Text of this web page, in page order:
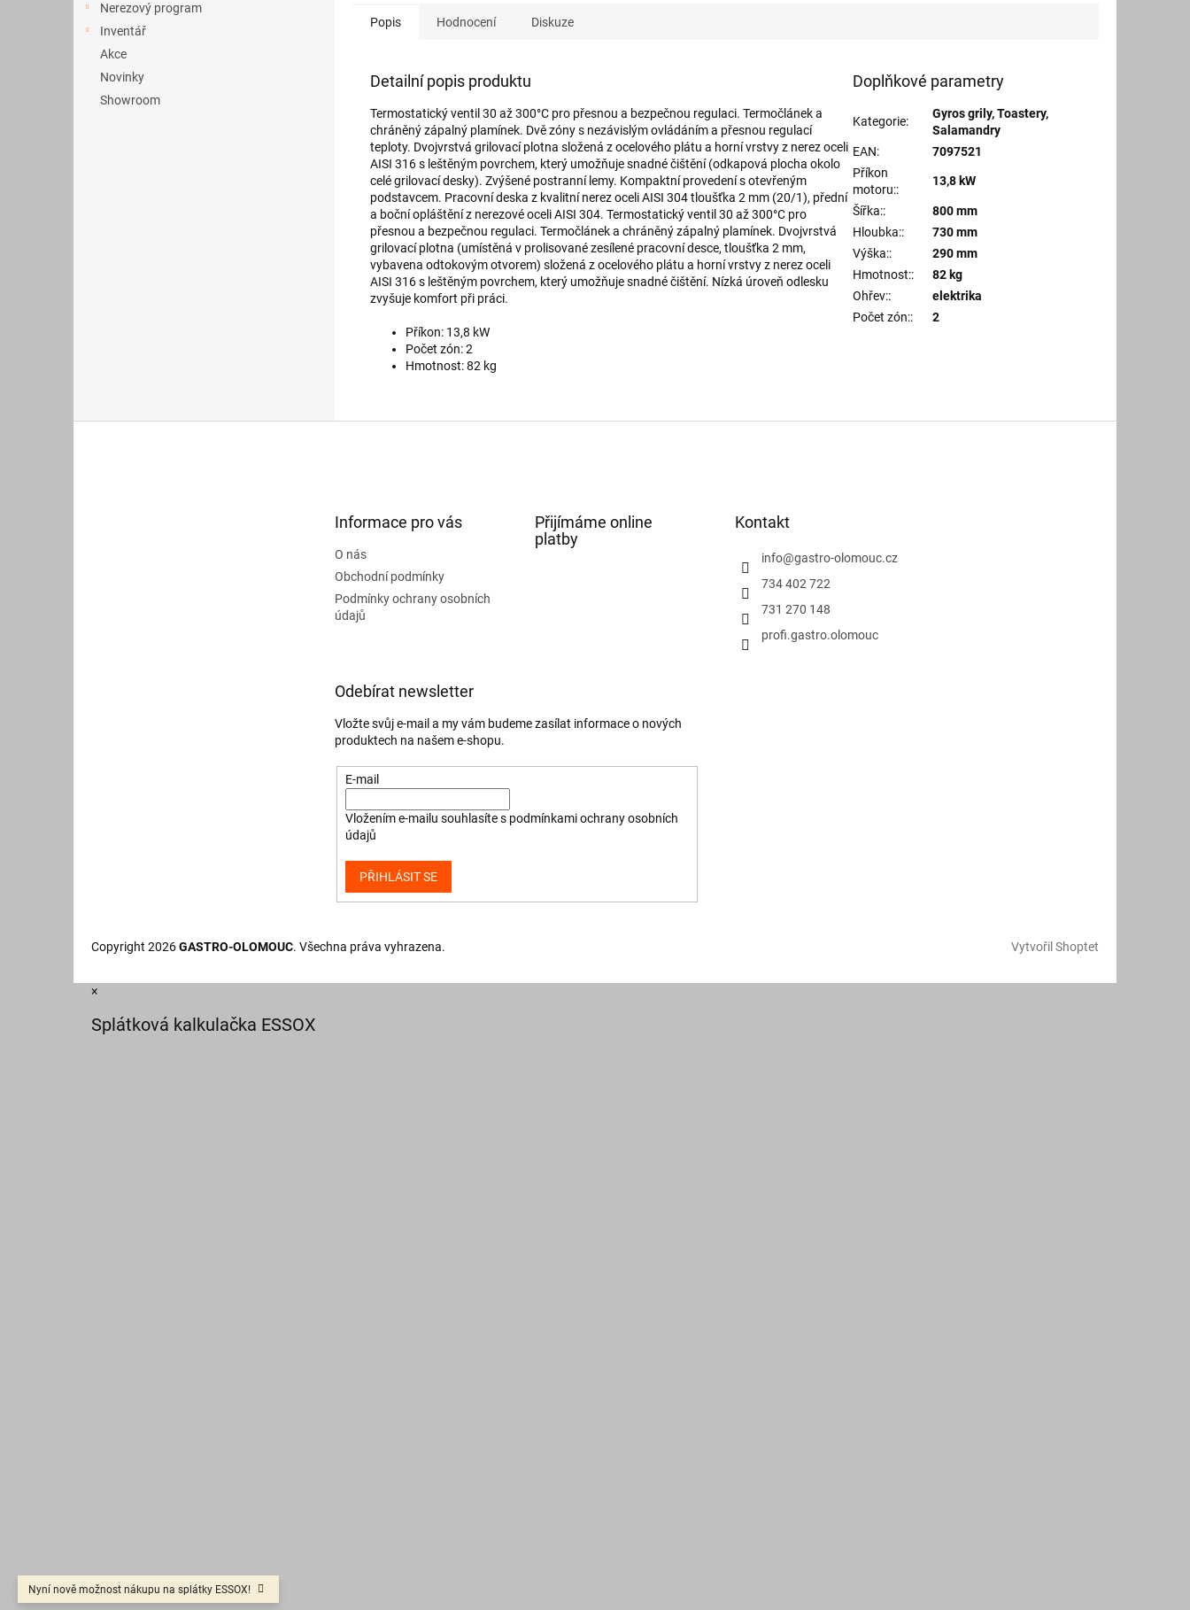
Nyní nově možnost nákupu na splátky ESSOX!
Nerezový program
Inventář
Akce
Novinky
Showroom
Popis Hodnocení Diskuze
Detailní popis produktu
Termostatický ventil 30 až 300°C pro přesnou a bezpečnou regulaci. Termočlánek a
chráněný zápalný plamínek. Dvě zóny s nezávislým ovládáním a přesnou regulací
teploty. Dvojvrstvá grilovací plotna složená z ocelového plátu a horní vrstvy z nerez oceli
AISI 316 s leštěným povrchem, který umožňuje snadné čištění (odkapová plocha okolo
celé grilovací desky). Zvýšené postranní lemy. Kompaktní provedení s otevřeným
podstavcem. Pracovní deska z kvalitní nerez oceli AISI 304 tloušťka 2 mm (20/1), přední
a boční opláštění z nerezové oceli AISI 304. Termostatický ventil 30 až 300°C pro
přesnou a bezpečnou regulaci. Termočlánek a chráněný zápalný plamínek. Dvojvrstvá
grilovací plotna (umístěná v prolisované zesílené pracovní desce, tloušťka 2 mm,
vybavena odtokovým otvorem) složená z ocelového plátu a horní vrstvy z nerez oceli
AISI 316 s leštěným povrchem, který umožňuje snadné čištění. Nízká úroveň odlesku
zvyšuje komfort při práci.
Příkon: 13,8 kW
Počet zón: 2
Hmotnost: 82 kg
Doplňkové parametry
Kategorie:
Gyros grily, Toastery,
Salamandry
EAN:
7097521
Příkon
motoru::
13,8 kW
Šířka::
800 mm
Hloubka::
730 mm
Výška::
290 mm
Hmotnost::
82 kg
Ohřev::
elektrika
Počet zón:: 2
Informace pro vás
O nás
Obchodní podmínky
Podmínky ochrany osobních
údajů
Přijímáme online
platby
Kontakt
info@gastro-olomouc.cz
734 402 722
731 270 148
profi.gastro.olomouc
Odebírat newsletter
Vložte svůj e-mail a my vám budeme zasílat informace o nových
produktech na našem e-shopu.
E-mail
Vložením e-mailu souhlasíte s podmínkami ochrany osobních
údajů
PŘIHLÁSIT SE
Vytvořil Shoptet
Copyright 2026GASTRO-OLOMOUC. Všechna práva vyhrazena.
×
Splátková kalkulačka ESSOX